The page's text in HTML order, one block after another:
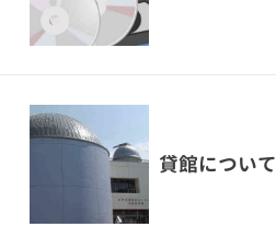
貸館について